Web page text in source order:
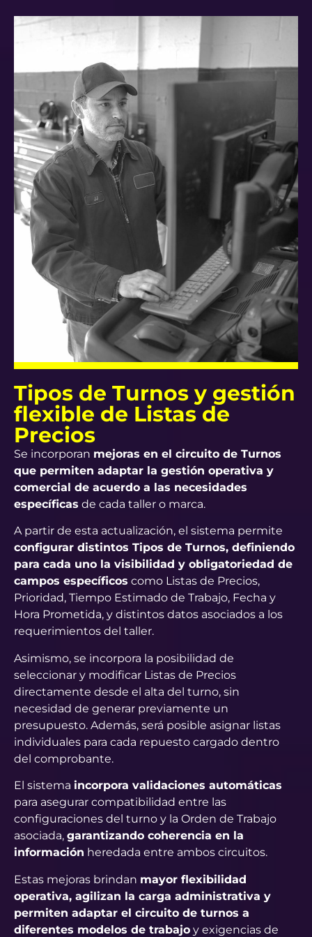
Tipos de Turnos y gestión
flexible de Listas de
Precios
Se incorporan mejoras en el circuito de Turnos
que permiten adaptar la gestión operativa y
comercial de acuerdo a las necesidades
específicas de cada taller o marca.
A partir de esta actualización, el sistema permite
configurar distintos Tipos de Turnos, definiendo
para cada uno la visibilidad y obligatoriedad de
campos específicos como Listas de Precios,
Prioridad, Tiempo Estimado de Trabajo, Fecha y
Hora Prometida, y distintos datos asociados a los
requerimientos del taller.
Asimismo, se incorpora la posibilidad de
seleccionar y modificar Listas de Precios
directamente desde el alta del turno, sin
necesidad de generar previamente un
presupuesto. Además, será posible asignar listas
individuales para cada repuesto cargado dentro
del comprobante.
El sistema incorpora validaciones automáticas
para asegurar compatibilidad entre las
configuraciones del turno y la Orden de Trabajo
asociada, garantizando coherencia en la
información heredada entre ambos circuitos.
Estas mejoras brindan mayor flexibilidad
operativa, agilizan la carga administrativa y
permiten adaptar el circuito de turnos a
diferentes modelos de trabajo y exigencias de